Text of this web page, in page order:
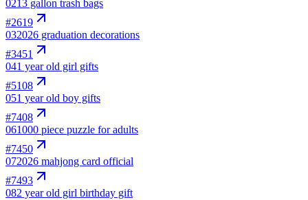
0213 gallon trash bags
#2619
032026 graduation decorations
#3451
041 year old girl gifts
#5108
051 year old boy gifts
#7408
061000 piece puzzle for adults
#7450
072026 mahjong card official
#7493
082 year old girl birthday gift